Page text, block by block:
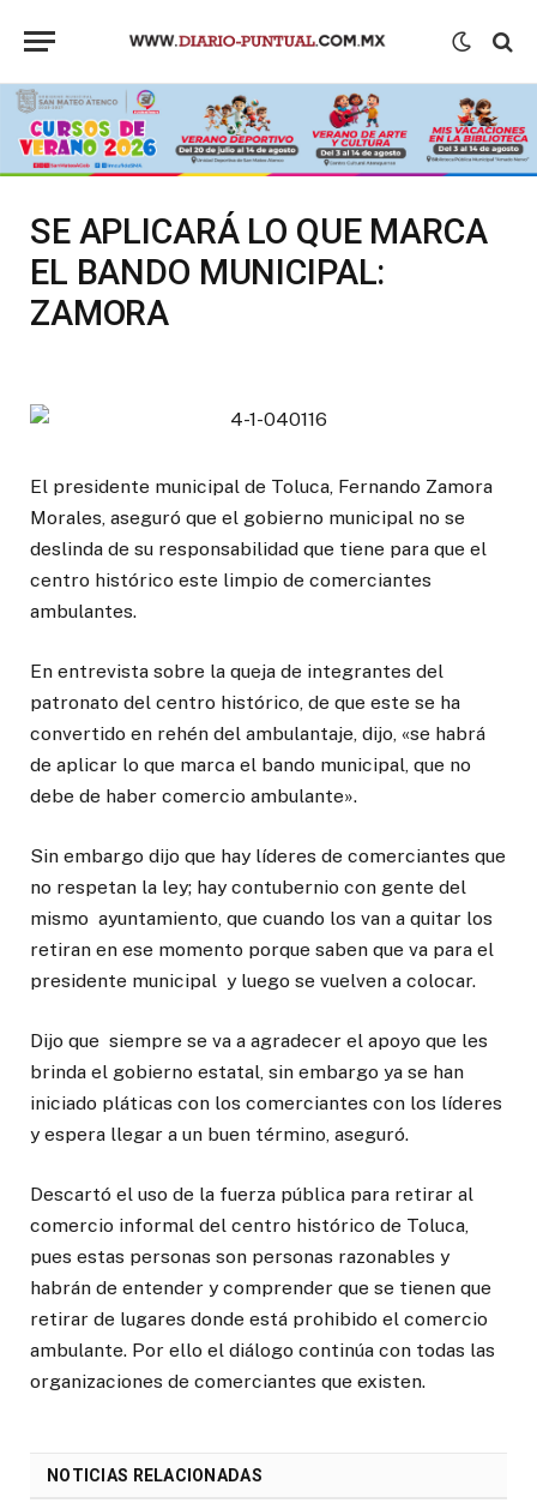
SE APLICARÁ LO QUE MARCA
EL BANDO MUNICIPAL:
ZAMORA
El presidente municipal de Toluca, Fernando Zamora
Morales, aseguró que el gobierno municipal no se
deslinda de su responsabilidad que tiene para que el
centro histórico este limpio de comerciantes
ambulantes.
En entrevista sobre la queja de integrantes del
patronato del centro histórico, de que este se ha
convertido en rehén del ambulantaje, dijo, «se habrá
de aplicar lo que marca el bando municipal, que no
debe de haber comercio ambulante».
Sin embargo dijo que hay líderes de comerciantes que
no respetan la ley; hay contubernio con gente del
mismo ayuntamiento, que cuando los van a quitar los
retiran en ese momento porque saben que va para el
presidente municipal y luego se vuelven a colocar.
Dijo que siempre se va a agradecer el apoyo que les
brinda el gobierno estatal, sin embargo ya se han
iniciado pláticas con los comerciantes con los líderes
y espera llegar a un buen término, aseguró.
Descartó el uso de la fuerza pública para retirar al
comercio informal del centro histórico de Toluca,
pues estas personas son personas razonables y
habrán de entender y comprender que se tienen que
retirar de lugares donde está prohibido el comercio
ambulante. Por ello el diálogo continúa con todas las
organizaciones de comerciantes que existen.
NOTICIAS RELACIONADAS